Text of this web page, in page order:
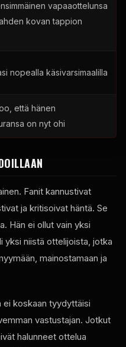
vapaaottelunsa
kovan tappion
nopealla käsivarsimaalilla
että hänen
on nyt ohi
Fanit kannustivat
ja kritisoivat häntä. Se
Hän ei ollut vain yksi
yksi niistä ottelijoista, jotka
mainostamaan ja
ei koskaan tyydyttäisi
vastustajan. Jotkut
halunneet ottelua